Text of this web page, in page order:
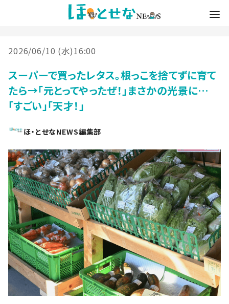
2026/06/10 (水)16:00
スーパーで買ったレタス。根っこを捨てずに育て
たら→「元とってやったぜ！」まさかの光景に…
「すごい」「天才！」
ほ・とせなNEWS編集部